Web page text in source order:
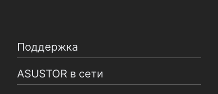
Поддержка
ASUSTOR в сети